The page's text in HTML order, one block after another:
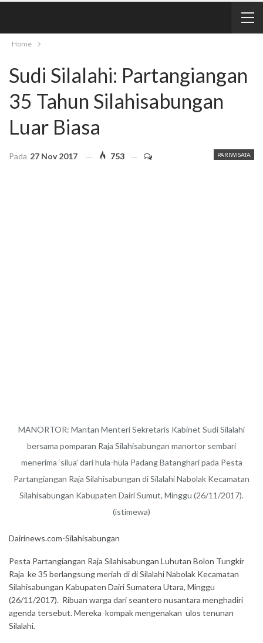
Home
Sudi Silalahi: Partangiangan
35 Tahun Silahisabungan
Luar Biasa
PARIWISATA
Pada 27 Nov 2017 753
MANORTOR: Mantan Menteri Sekretaris Kabinet Sudi Silalahi
bersama pomparan Raja Silahisabungan manortor sembari
menerima ‘silua’ dari hula-hula Padang Batanghari pada Pesta
Partangiangan Raja Silahisabungan di Silalahi Nabolak Kecamatan
Silahisabungan Kabupaten Dairi Sumut, Minggu (26/11/2017).
(istimewa)
Dairinews.com-Silahisabungan
Pesta Partangiangan Raja Silahisabungan Luhutan Bolon Tungkir
Raja ke 35 berlangsung meriah di di Silalahi Nabolak Kecamatan
Silahisabungan Kabupaten Dairi Sumatera Utara, Minggu
(26/11/2017). Ribuan warga dari seantero nusantara menghadiri
agenda tersebut. Mereka kompak mengenakan ulos tenunan
Silalahi.